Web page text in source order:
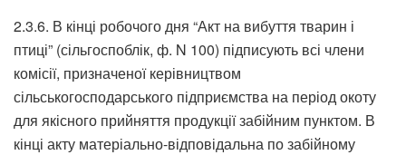
2.3.6. В кінці робочого дня “Акт на вибуття тварин і
птиці” (сільгоспоблік, ф. N 100) підписують всі члени
комісії, призначеної керівництвом
сільськогосподарського підприємства на період окоту
для якісного прийняття продукції забійним пунктом. В
кінці акту матеріально-відповідальна по забійному